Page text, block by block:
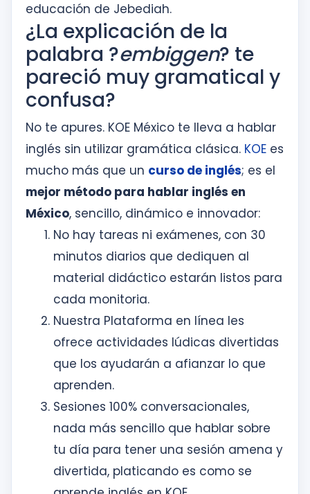
educación de Jebediah.
¿La explicación de la
palabra ?embiggen? te
pareció muy gramatical y
confusa?
No te apures. KOE México te lleva a hablar
inglés sin utilizar gramática clásica. KOE es
mucho más que un curso de inglés; es el
mejor método para hablar inglés en
México, sencillo, dinámico e innovador:
No hay tareas ni exámenes, con 30
minutos diarios que dediquen al
material didáctico estarán listos para
cada monitoria.
Nuestra Plataforma en línea les
ofrece actividades lúdicas divertidas
que los ayudarán a afianzar lo que
aprenden.
Sesiones 100% conversacionales,
nada más sencillo que hablar sobre
tu día para tener una sesión amena y
divertida, platicando es como se